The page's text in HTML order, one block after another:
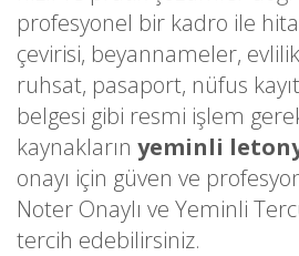
profesyonel bir kadro ile
çevirisi, beyannameler,
ruhsat, pasaport, nüfus
belgesi gibi resmi işlem
kaynakların yeminli
onayı için güven ve
Noter Onaylı ve Yeminli
tercih edebilirsiniz.